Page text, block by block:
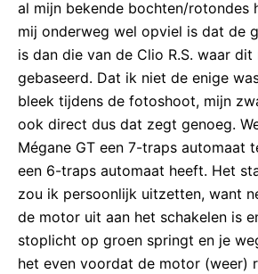
al mijn bekende bochten/rotondes
mij onderweg wel opviel is dat de
is dan die van de Clio R.S. waar
gebaseerd. Dat ik niet de enige
bleek tijdens de fotoshoot, mijn
ook direct dus dat zegt genoeg.
Mégane GT een 7-traps automaat
een 6-traps automaat heeft. Het
zou ik persoonlijk uitzetten, want
de motor uit aan het schakelen is
stoplicht op groen springt en je
het even voordat de motor (weer)